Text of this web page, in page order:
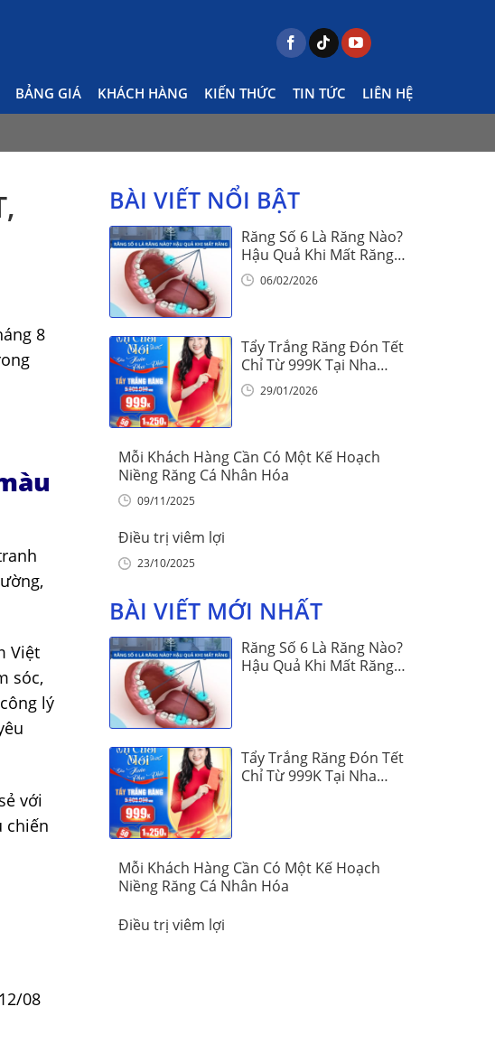
BẢNG GIÁ KHÁCH HÀNG KIẾN THỨC TIN TỨC LIÊN HỆ
báo Ngày lễ tháng 8 – Những ngày lễ đặc biệt, đáng nhớ
8
Việt
sóc,
lý
với
chiến
08
BÀI VIẾT NỔI BẬT
Răng Số 6 Là Răng Nào?
Hậu Quả Khi Mất Răng
Số 606/02/2026
Tẩy Trắng Răng Đón Tết
Chỉ Từ 999K Tại Nha
Khoa Vinalign
29/01/2026
Mỗi Khách Hàng Cần Có Một Kế Hoạch
Niềng Răng Cá Nhân Hóa
09/11/2025
Điều trị viêm lợi
23/10/2025
BÀI VIẾT MỚI NHẤT
Răng Số 6 Là Răng Nào?
Hậu Quả Khi Mất Răng
Tẩy Trắng Răng Đón Tết
Chỉ Từ 999K Tại Nha
Mỗi Khách Hàng Cần Có Một Kế Hoạch
Niềng Răng Cá Nhân Hóa
Điều trị viêm lợi